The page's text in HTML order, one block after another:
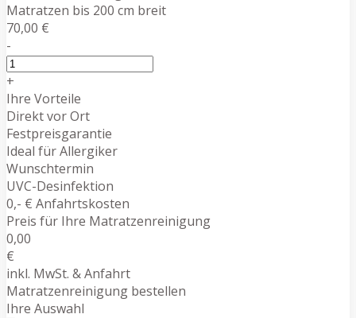
Matratzen bis 200 cm breit
70,00 €
-
+
Ihre Vorteile
Direkt vor Ort
Festpreisgarantie
Ideal für Allergiker
Wunschtermin
UVC-Desinfektion
0,- € Anfahrtskosten
Preis für Ihre Matratzenreinigung
0,00
€
inkl. MwSt. & Anfahrt
Matratzenreinigung bestellen
Ihre Auswahl